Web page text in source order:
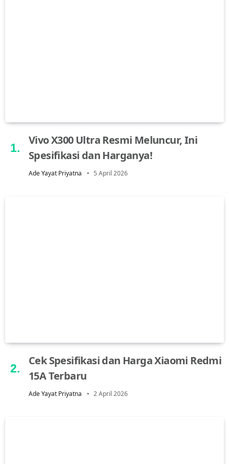
Vivo X300 Ultra Resmi Meluncur, Ini
Spesifikasi dan Harganya!
Ade Yayat Priyatna 5 April 2026
Cek Spesifikasi dan Harga Xiaomi Redmi
15A Terbaru
Ade Yayat Priyatna 2 April 2026